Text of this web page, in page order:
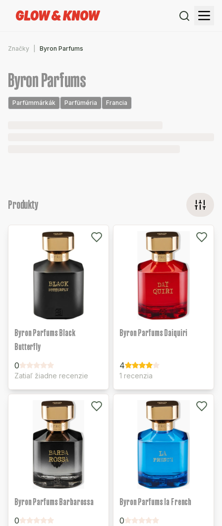
Značky Byron Parfums
Byron Parfums
Parfümmárkák Parfüméria Francia
Produkty
Byron Parfums Black
Butterfly
0
Zatiaľ žiadne recenzie
Byron Parfums Daiquiri
4
1 recenzia
Byron Parfums Barbarossa
0
Byron Parfums la French
0